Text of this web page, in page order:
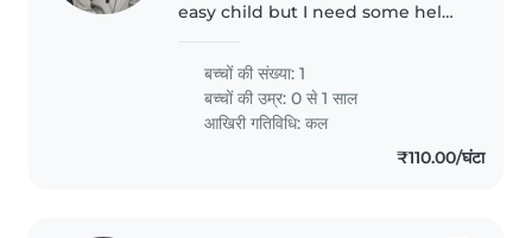
easy child but I need some help
बच्चों की संख्या: 1
बच्चों की उम्र:0 से 1 साल
आखिरी गतिविधि: कल
₹110.00/घंटा